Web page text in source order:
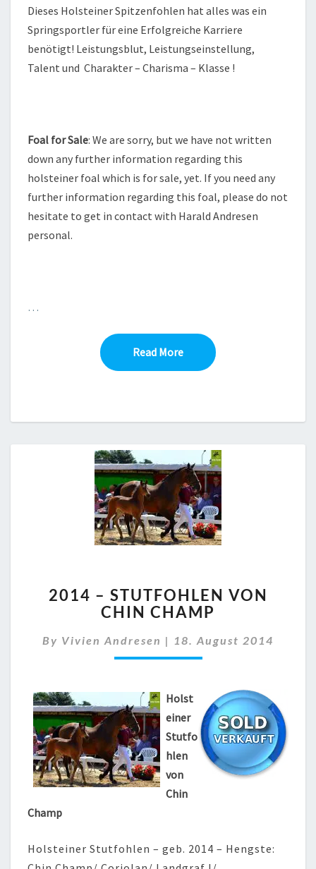
Dieses Holsteiner Spitzenfohlen hat alles was ein
Springsportler für eine Erfolgreiche Karriere
benötigt! Leistungsblut, Leistungseinstellung,
Talent und Charakter – Charisma – Klasse !
Foal for Sale: We are sorry, but we have not written
down any further information regarding this
holsteiner foal which is for sale, yet. If you need any
further information regarding this foal, please do not
hesitate to get in contact with Harald Andresen
personal.
…
Read MoreRead More
–
STUTFOHLEN
CHIN
CHAMP
2014 – STUTFOHLEN VON
CHIN CHAMP
By Vivien Andresen | 18. August 2014
Holst
einer
Stutfo
hlen
von
Chin
Champ
Holsteiner Stutfohlen – geb. 2014 – Hengste: